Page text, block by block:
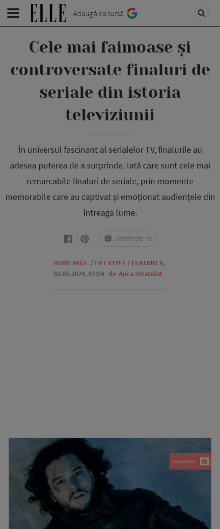
Adaugă ca sursă
Cele mai faimoase și
controversate finaluri de
seriale din istoria
televiziunii
În universul fascinant al serialelor TV, finalurile au
adesea puterea de a surprinde. Iată care sunt cele mai
remarcabile finaluri de seriale, prin momente
memorabile care au captivat și emoționat audiențele din
întreaga lume.
HOMEPAGE / LIFESTYLE / FEATURES,
02.05.2024, 07:54 de Anca Stratulat
Urmărește-ne